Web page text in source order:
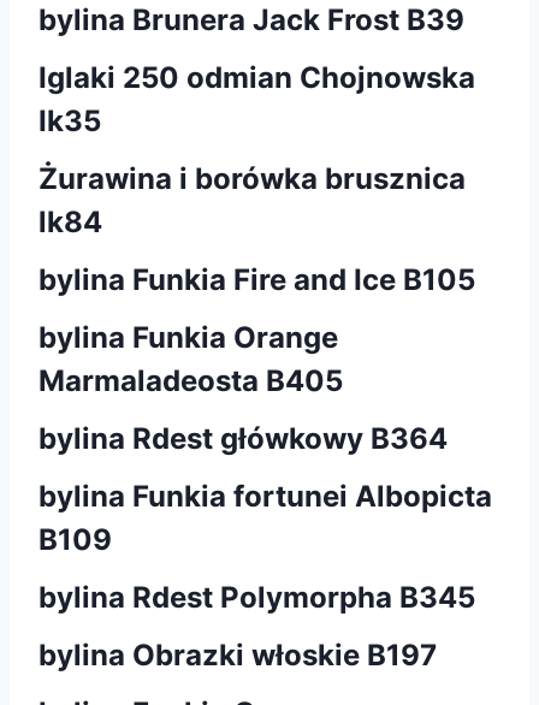
bylina Brunera Jack Frost B39
Iglaki 250 odmian Chojnowska
Ik35
Żurawina i borówka brusznica
lk84
bylina Funkia Fire and Ice B105
bylina Funkia Orange
Marmaladeosta B405
bylina Rdest główkowy B364
bylina Funkia fortunei Albopicta
B109
bylina Rdest Polymorpha B345
bylina Obrazki włoskie B197